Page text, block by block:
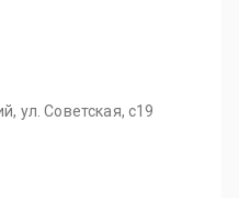
ул. Советская, с19